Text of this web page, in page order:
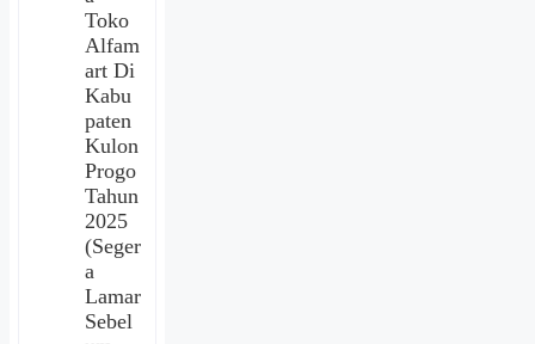
Toko
Alfam
art Di
Kabu
paten
Kulon
Progo
Tahun
2025
(Seger
a
Lamar
Sebel